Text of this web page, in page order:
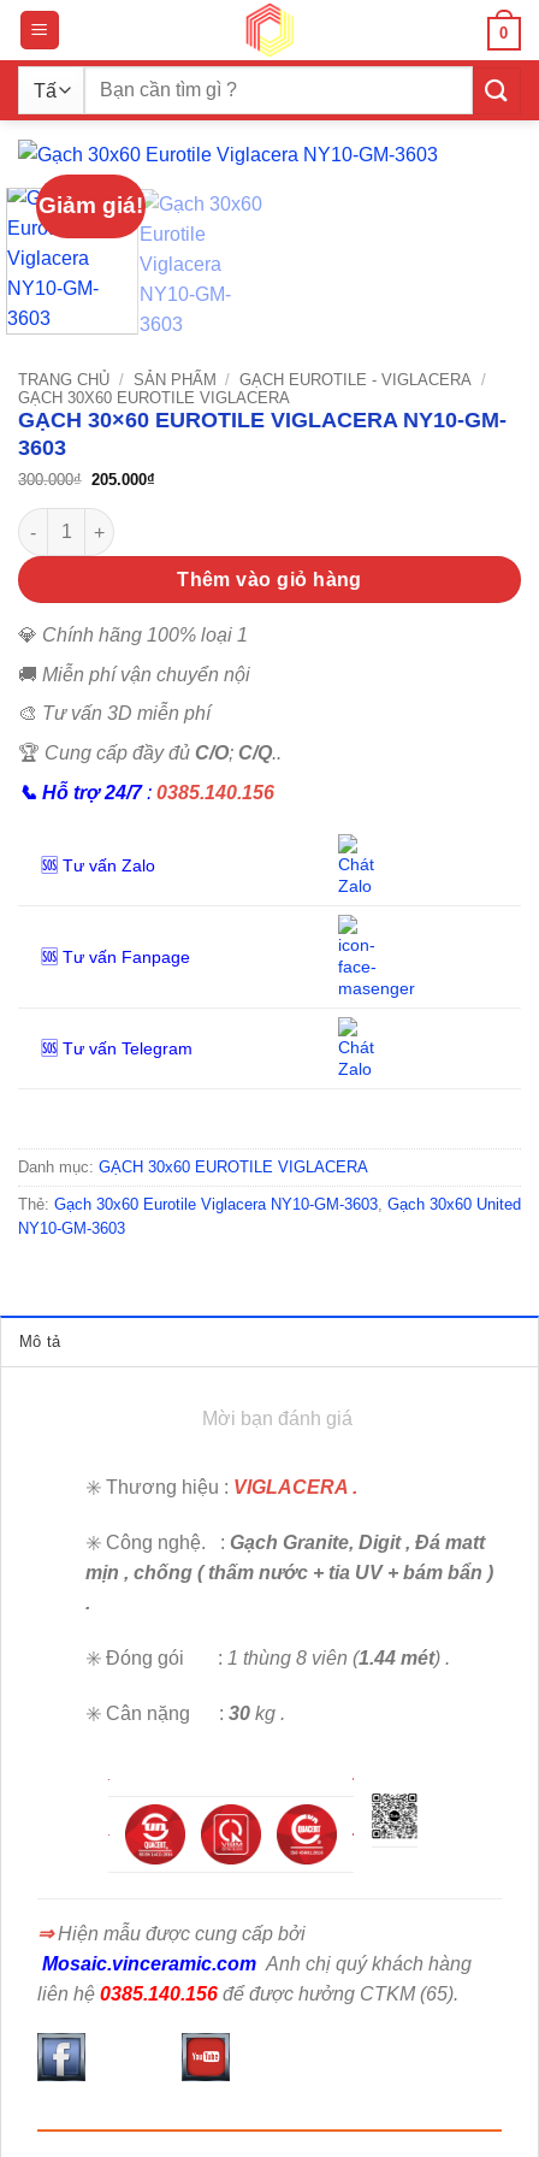
Bỏ
qua
nội
dung
0
Tìm
Giảm giá!
TRANG CHỦ / SẢN PHẨM / GẠCH EUROTILE - VIGLACERA /
GẠCH 30X60 EUROTILE VIGLACERA
GẠCH 30×60 EUROTILE VIGLACERA NY10-GM-
3603
300.000₫ Giá
là:
300.000₫.
205.000₫Giá
Gạch 30x60 Eurotile Viglacera NY10-GM-3603 số lượng
Thêm vào giỏ hàng
💎 Chính hãng 100% loại 1
🚚 Miễn phí vận chuyển nội
🎨 Tư vấn 3D miễn phí
🏆 Cung cấp đầy đủ C/O; C/Q..
📞 Hỗ trợ 24/7: 0385.140.156
🆘 Tư vấn Zalo
🆘 Tư vấn Fanpage
🆘 Tư vấn Telegram
Danh mục: GẠCH 30x60 EUROTILE VIGLACERA
Thẻ: Gạch 30x60 Eurotile Viglacera NY10-GM-3603 Gạch 30x60 United
NY10-GM-3603
Mô tả
Mời bạn đánh giá
✳️ Thương hiệu : VIGLACERA .
✳️ Công nghệ. : Gạch Granite, Digit , Đá matt
mịn , chống ( thấm nước + tia UV + bám bẩn )
.
✳️ Đóng gói : 1 thùng 8 viên (1.44 mét) .
✳️ Cân nặng : 30 kg .
⇒Hiện mẫu được cung cấp bởi
Mosaic.vinceramic.com Anh chị quý khách hàng
liên hệ 0385.140.156 để được hưởng CTKM (65).